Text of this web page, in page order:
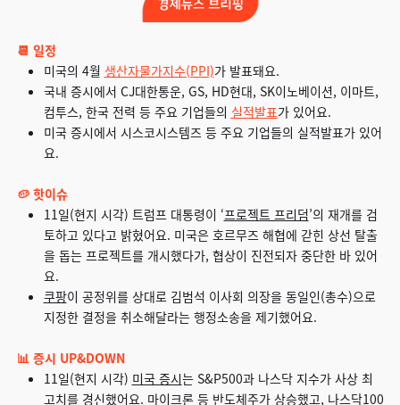
📆 일정
미국의 4월 생산자물가지수(PPI)가 발표돼요.
국내 증시에서 CJ대한통운, GS, HD현대, SK이노베이션, 이마트,
컴투스, 한국 전력 등 주요 기업들의 실적발표가 있어요.
미국 증시에서 시스코시스템즈 등 주요 기업들의 실적발표가 있어
요.
🥔 핫이슈
11일(현지 시각) 트럼프 대통령이 ‘프로젝트 프리덤’의 재개를 검
토하고 있다고 밝혔어요. 미국은 호르무즈 해협에 갇힌 상선 탈출
을 돕는 프로젝트를 개시했다가, 협상이 진전되자 중단한 바 있어
요.
쿠팡이 공정위를 상대로 김범석 이사회 의장을 동일인(총수)으로
지정한 결정을 취소해달라는 행정소송을 제기했어요.
📊 증시 UP&DOWN
11일(현지 시각) 미국 증시는 S&P500과 나스닥 지수가 사상 최
고치를 경신했어요. 마이크론 등 반도체주가 상승했고, 나스닥100